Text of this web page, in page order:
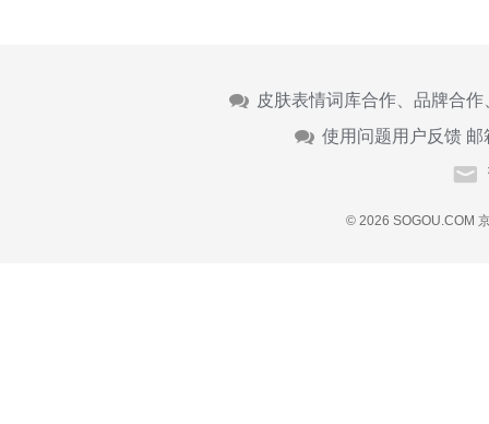
皮肤表情词库合作、品牌合
使用问题用户反馈 邮
© 2026 SOGOU.COM